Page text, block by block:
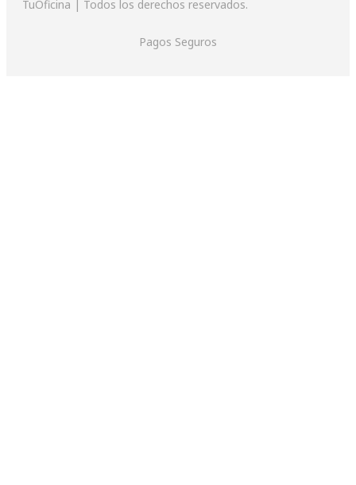
TuOficina | Todos los derechos reservados.
Pagos Seguros